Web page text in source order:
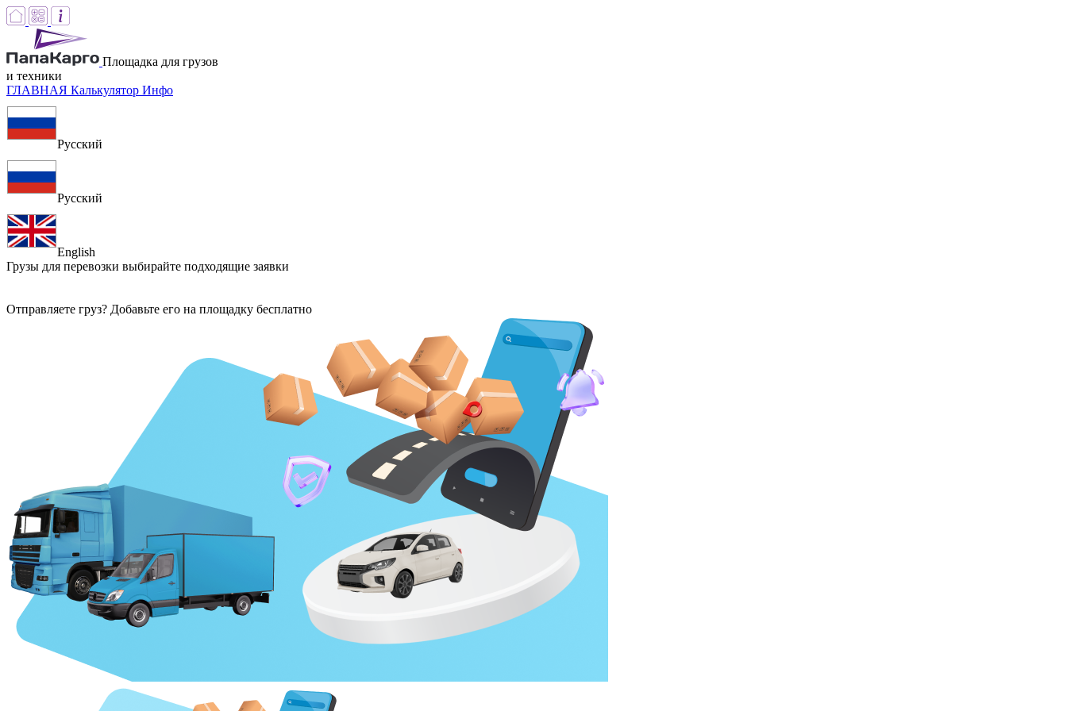
Площадка для грузов
и техники
ГЛАВНАЯ Калькулятор Инфо
Русский
Русский
English
Грузы для перевозки выбирайте подходящие заявки
Отправляете груз? Добавьте его на площадку бесплатно